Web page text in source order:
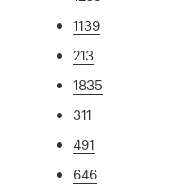
1139
213
1835
311
491
646